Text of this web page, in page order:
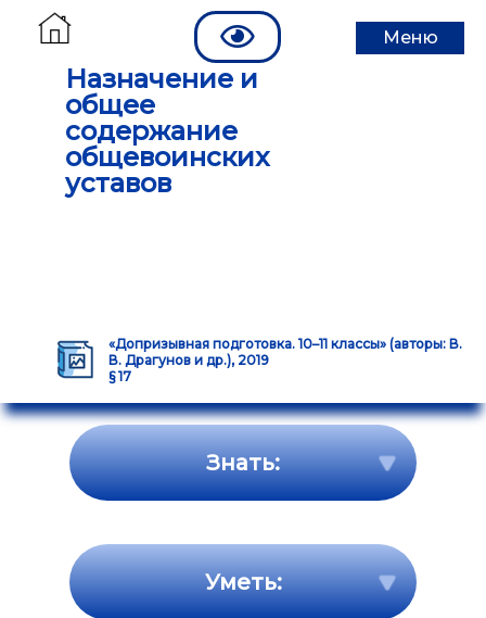
Назначение и
общее
содержание
общевоинских
уставов
Меню
«Допризывная подготовка. 10–11 классы» (авторы: В.
В. Драгунов и др.), 2019
§ 17
Знать:
Уметь: